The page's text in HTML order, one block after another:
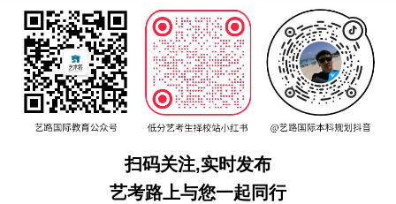
扫码关注,实时发布
艺考路上与您一起同行